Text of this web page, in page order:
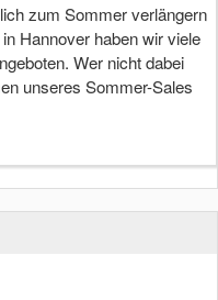
zum Sommer verlängern
Hannover haben wir viele
Wer nicht dabei
unseres Sommer-Sales